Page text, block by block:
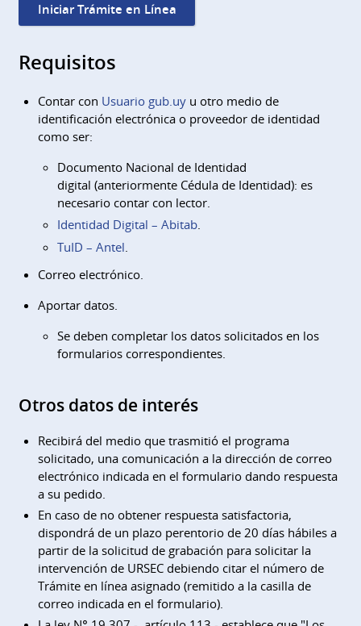
Iniciar Trámite en Línea
Requisitos
Contar con Usuario gub.uyu otro medio de
identificación electrónica o proveedor de identidad
como ser:
Documento Nacional de Identidad
digital (anteriormente Cédula de Identidad): es
necesario contar con lector.
Identidad Digital – Abitab.
TuID – Antel
Correo electrónico.
Aportar datos.
Se deben completar los datos solicitados en los
formularios correspondientes.
Otros datos de interés
Recibirá del medio que trasmitió el programa
solicitado, una comunicación a la dirección de correo
electrónico indicada en el formulario dando respuesta
a su pedido.
En caso de no obtener respuesta satisfactoria,
dispondrá de un plazo perentorio de 20 días hábiles a
partir de la solicitud de grabación para solicitar la
intervención de URSEC debiendo citar el número de
Trámite en línea asignado (remitido a la casilla de
correo indicada en el formulario).